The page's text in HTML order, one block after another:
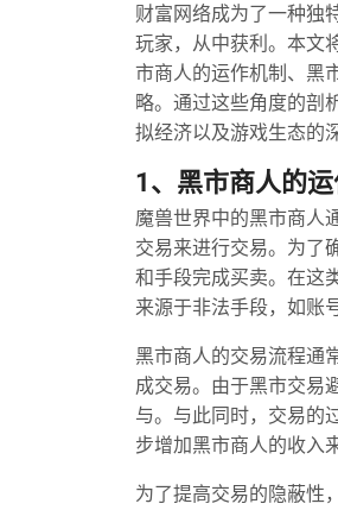
财富网络成为了一种独
玩家，从中获利。本文
市商人的运作机制、黑
略。通过这些角度的剖
拟经济以及游戏生态的
1、黑市商人的运
魔兽世界中的黑市商人
交易来进行交易。为了
和手段完成买卖。在这
来源于非法手段，如账
黑市商人的交易流程通
成交易。由于黑市交易
与。与此同时，交易的
步增加黑市商人的收入
为了提高交易的隐蔽性